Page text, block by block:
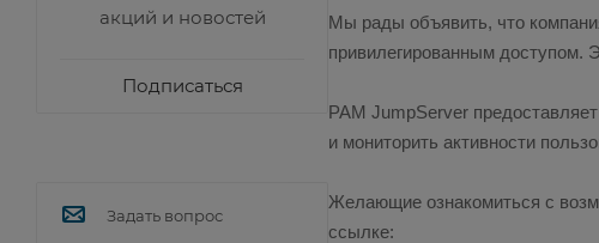
Мы рады объявить, что
привилегированным доступом.
PAM JumpServer
и мониторить активности
Желающие ознакомиться с
ссылке:
акций и новостей
Подписаться
Задать вопрос